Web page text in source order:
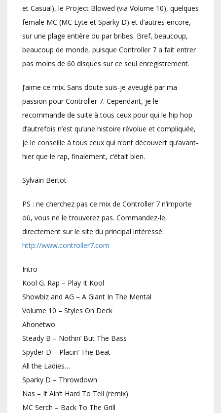
et Casual), le Project Blowed (via Volume 10), quelques
female MC (MC Lyte et Sparky D) et d’autres encore,
sur une plage entière ou par bribes. Bref, beaucoup,
beaucoup de monde, puisque Controller 7 a fait entrer
pas moins de 60 disques sur ce seul enregistrement.
J’aime ce mix. Sans doute suis-je aveuglé par ma
passion pour Controller 7. Cependant, je le
recommande de suite à tous ceux pour qui le hip hop
d’autrefois n’est qu’une histoire révolue et compliquée,
je le conseille à tous ceux qui n’ont découvert qu’avant-
hier que le rap, finalement, c’était bien.
Sylvain Bertot
PS : ne cherchez pas ce mix de Controller 7 n’importe
où, vous ne le trouverez pas. Commandez-le
directement sur le site du principal intéressé :
http://www.controller7.com
Intro
Kool G. Rap – Play It Kool
Showbiz and AG – A Giant In The Mental
Volume 10 – Styles On Deck
Ahonetwo
Steady B – Nothin’ But The Bass
Spyder D – Placin’ The Beat
All the Ladies…
Sparky D – Throwdown
Nas – It Ain’t Hard To Tell (remix)
MC Serch – Back To The Grill